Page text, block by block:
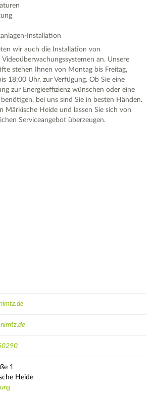
Installation
wir auch die Installation von
an. Unsere
stehen Ihnen von Montag bis Freitag,
18:00 Uhr, zur Verfügung. Ob Sie eine
zur Energieeffizienz wünschen oder eine
bei uns sind Sie in besten Händen.
Märkische Heide und lassen Sie sich von
Serviceangebot überzeugen.
1
Heide